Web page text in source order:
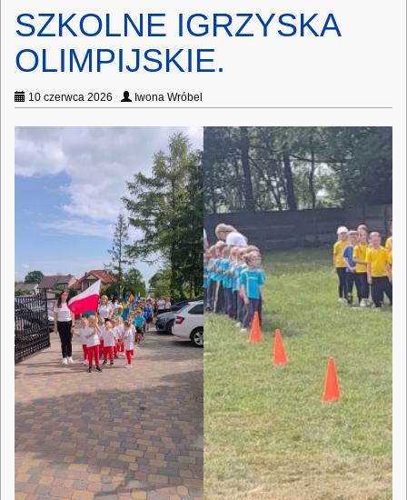
SZKOLNE IGRZYSKA
OLIMPIJSKIE.
10 czerwca 2026 Iwona Wróbel